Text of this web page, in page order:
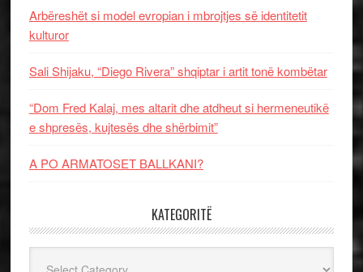
Arbëreshët si model evropian i mbrojtjes së identitetit
kulturor
Sali Shijaku, “Diego Rivera” shqiptar i artit tonë kombëtar
“Dom Fred Kalaj, mes altarit dhe atdheut si hermeneutikë
e shpresës, kujtesës dhe shërbimit”
A PO ARMATOSET BALLKANI?
KATEGORITË